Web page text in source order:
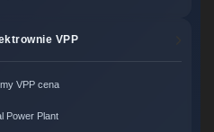
VPP
VPP cena
Power Plant